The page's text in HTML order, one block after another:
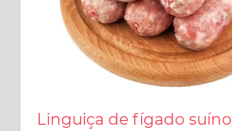
Linguiça de fígado suíno